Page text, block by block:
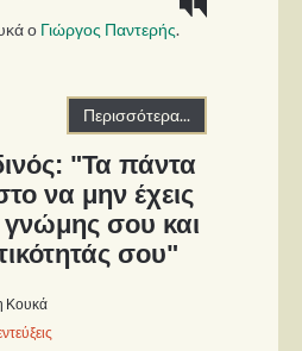
ο Γιώργος Παντερής.
Περισσότερα...
"Τα πάντα
να μην έχεις
σου και
σου"
Κουκά